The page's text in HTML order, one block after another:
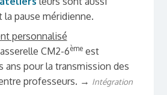
pause méridienne.
personnalisé
CM2-6èmeest
ans pour la transmission des
professeurs. → Intégration